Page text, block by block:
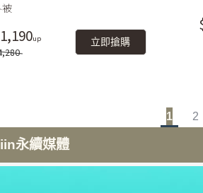
立即搶購
1 2
永續媒體